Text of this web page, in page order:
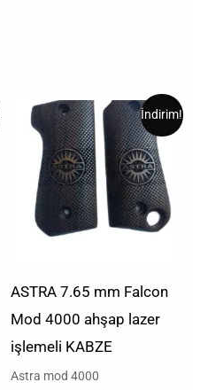
İndirim!
ASTRA 7.65 mm Falcon
Mod 4000 ahşap lazer
işlemeli KABZE
Astra mod 4000
Orijinal
fiyat:
₺1.000,00.
Şu
andaki
fiyat:
₺500,00.